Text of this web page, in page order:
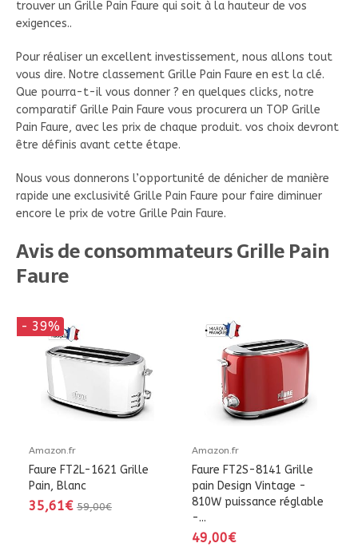
trouver un Grille Pain Faure qui soit à la hauteur de vos
exigences..
Pour réaliser un excellent investissement, nous allons tout
vous dire. Notre classement Grille Pain Faure en est la clé.
Que pourra-t-il vous donner ? en quelques clicks, notre
comparatif Grille Pain Faure vous procurera un TOP Grille
Pain Faure, avec les prix de chaque produit. vos choix devront
être définis avant cette étape.
Nous vous donnerons l’opportunité de dénicher de manière
rapide une exclusivité Grille Pain Faure pour faire diminuer
encore le prix de votre Grille Pain Faure.
Avis de consommateurs Grille Pain
Faure
- 39%
Amazon.fr
Faure FT2L-1621 Grille
Pain, Blanc
35,61€ 59,00€
Amazon.fr
Faure FT2S-8141 Grille
pain Design Vintage -
810W puissance réglable
-...
49,00€